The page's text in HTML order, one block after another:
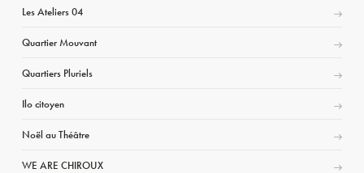
Les Ateliers 04
Quartier Mouvant
Quartiers Pluriels
Ilo citoyen
Noël au Théâtre
WE ARE CHIROUX